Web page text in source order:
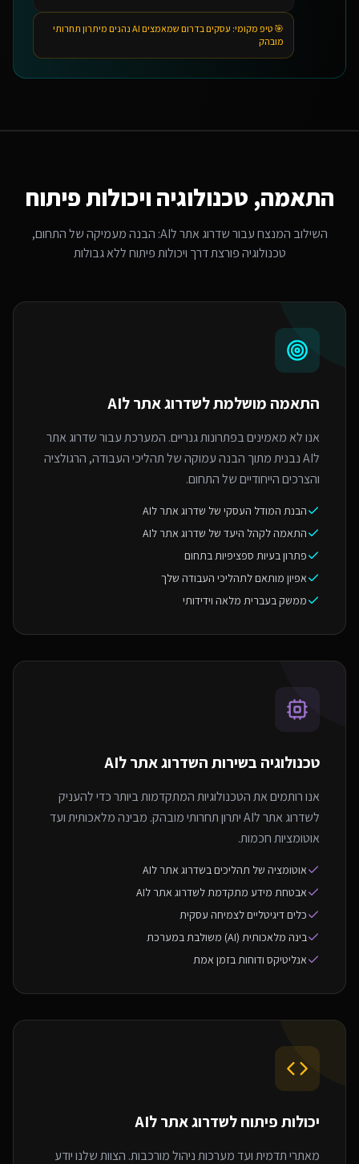
🎯 טיפ מקומי:
עסקים בדרום שמאמצים AI נהנים מיתרון תחרותי
מובהק
התאמה, טכנולוגיה ויכולות פיתוח
השילוב המנצח עבורשדרוג אתר לAI
: הבנה מעמיקה של התחום,
טכנולוגיה פורצת דרך ויכולות פיתוח ללא גבולות
התאמה מושלמת לשדרוג אתר לAI
אנו לא מאמינים בפתרונות גנריים. המערכת עבור שדרוג אתר
לAI נבנית מתוך הבנה עמוקה של תהליכי העבודה, הרגולציה
והצרכים הייחודיים של התחום.
הבנת המודל העסקי של שדרוג אתר לAI
התאמה לקהל היעד של שדרוג אתר לAI
פתרון בעיות ספציפיות בתחום
אפיון מותאם לתהליכי העבודה שלך
ממשק בעברית מלאה וידידותי
טכנולוגיה בשירות השדרוג אתר לAI
אנו רותמים את הטכנולוגיות המתקדמות ביותר כדי להעניק
לשדרוג אתר לAI יתרון תחרותי מובהק. מבינה מלאכותית ועד
אוטומציות חכמות.
אוטומציה של תהליכים בשדרוג אתר לAI
אבטחת מידע מתקדמת לשדרוג אתר לAI
כלים דיגיטליים לצמיחה עסקית
בינה מלאכותית (AI) משולבת במערכת
אנליטיקס ודוחות בזמן אמת
יכולות פיתוח לשדרוג אתר לAI
מאתרי תדמית ועד מערכות ניהול מורכבות. הצוות שלנו יודע